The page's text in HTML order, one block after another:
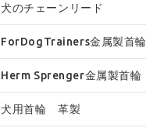
犬のチェーンリード
ForDogTrainers金属製首輪
Herm Sprenger金属製首輪
犬用首輪 革製